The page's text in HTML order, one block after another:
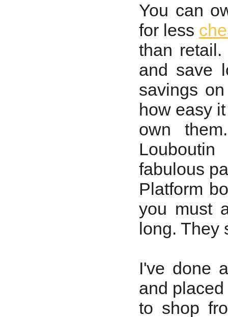
You can
for less
than
and save
savings
how easy
own
fabulous
Platform
you must
long. They
I've done
and placed
to shop